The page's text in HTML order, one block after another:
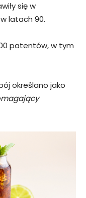
się w
latach 90.
patentów, w tym
określano jako